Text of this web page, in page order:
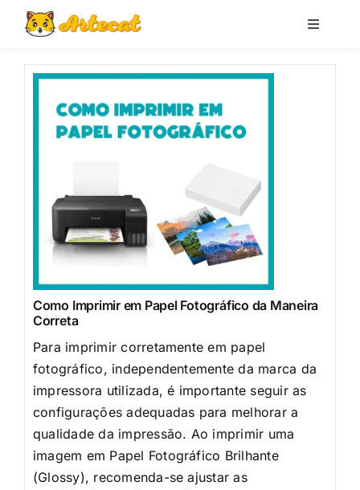
Pular
para
conteúdo
Toggle
Carrinho
por:
Como Imprimir em Papel Fotográfico da Maneira
Correta
Para imprimir corretamente em papel
fotográfico, independentemente da marca da
impressora utilizada, é importante seguir as
configurações adequadas para melhorar a
qualidade da impressão. Ao imprimir uma
imagem em Papel Fotográfico Brilhante
(Glossy), recomenda-se ajustar as